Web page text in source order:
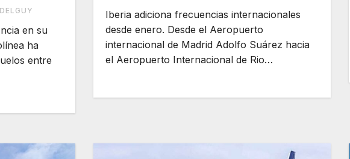
en su
ha
entre
Iberia adiciona frecuencias internacionales
desde enero. Desde el Aeropuerto
internacional de Madrid Adolfo Suárez hacia
el Aeropuerto Internacional de Rio…